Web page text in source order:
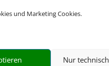
und Marketing Cookies.
Nur